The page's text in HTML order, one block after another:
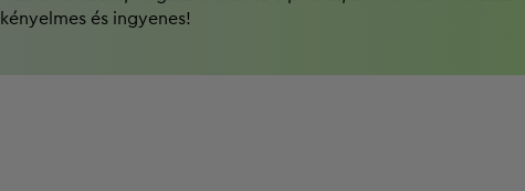
kényelmes és ingyenes!